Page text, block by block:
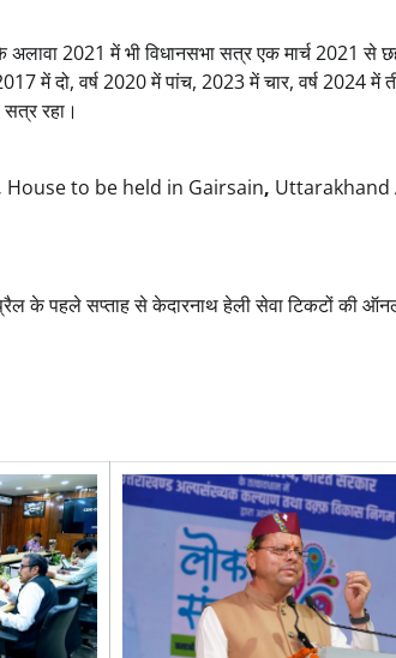
2021 में भी विधानसभा सत्र एक मार्च 2021 से
में दो, वर्ष 2020 में पांच, 2023 में चार, वर्ष 2024 में
रहा।
House to be held in Gairsain, Uttarakhand
के पहले सप्ताह से केदारनाथ हेली सेवा टिकटों की